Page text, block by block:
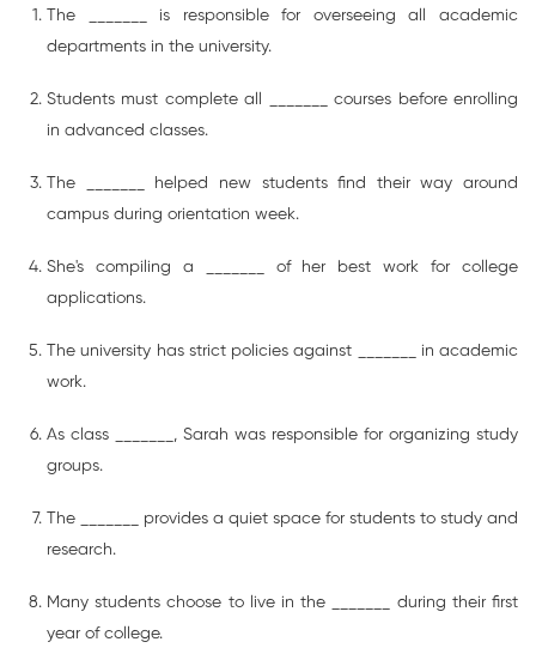
The _______ is responsible for overseeing all academic
departments in the university.
Students must complete all _______ courses before enrolling
in advanced classes.
The _______ helped new students find their way around
campus during orientation week.
She's compiling a _______ of her best work for college
applications.
The university has strict policies against _______ in academic
work.
As class _______, Sarah was responsible for organizing study
groups.
The _______ provides a quiet space for students to study and
research.
Many students choose to live in the _______ during their first
year of college.